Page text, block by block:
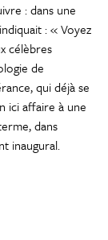
: dans une
: « Voyez
célèbres
de
qui déjà se
ici affaire à une
dans
inaugural.